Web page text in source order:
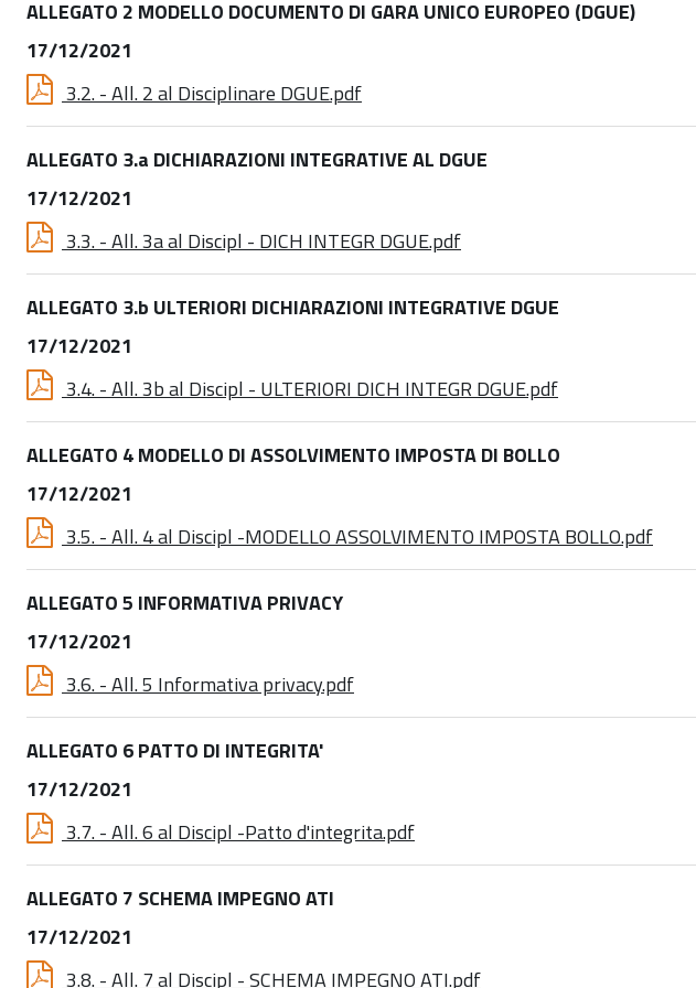
ALLEGATO 2 MODELLO DOCUMENTO DI GARA UNICO EUROPEO (DGUE)
17/12/2021
3.2. - All. 2 al Disciplinare DGUE.pdf
ALLEGATO 3.a DICHIARAZIONI INTEGRATIVE AL DGUE
17/12/2021
3.3. - All. 3a al Discipl - DICH INTEGR DGUE.pdf
ALLEGATO 3.b ULTERIORI DICHIARAZIONI INTEGRATIVE DGUE
17/12/2021
3.4. - All. 3b al Discipl - ULTERIORI DICH INTEGR DGUE.pdf
ALLEGATO 4 MODELLO DI ASSOLVIMENTO IMPOSTA DI BOLLO
17/12/2021
3.5. - All. 4 al Discipl -MODELLO ASSOLVIMENTO IMPOSTA BOLLO.pdf
ALLEGATO 5 INFORMATIVA PRIVACY
17/12/2021
3.6. - All. 5 Informativa privacy.pdf
ALLEGATO 6 PATTO DI INTEGRITA'
17/12/2021
3.7. - All. 6 al Discipl -Patto d'integrita.pdf
ALLEGATO 7 SCHEMA IMPEGNO ATI
17/12/2021
3.8. - All. 7 al Discipl - SCHEMA IMPEGNO ATI.pdf